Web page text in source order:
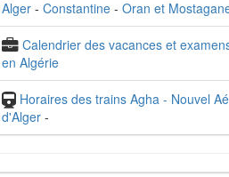
Alger - Constantine - Oran et
Calendrier des vacances et
en Algérie
Horaires des trains Agha - Nouvel
d'Alger -